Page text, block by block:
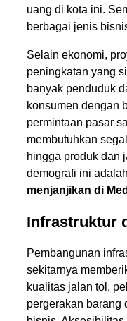
uang di kota ini.
berbagai jenis
Selain ekonomi,
peningkatan yang
banyak penduduk
konsumen dengan
permintaan pasar
membutuhkan
hingga produk dan
demografi ini
menjanjikan di
Infrastruktur
Pembangunan
sekitarnya
kualitas jalan tol,
pergerakan barang